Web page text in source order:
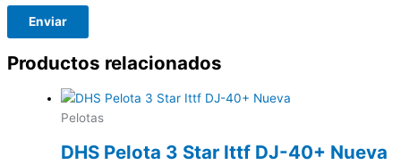
Productos relacionados
Pelotas
DHS Pelota 3 Star Ittf DJ-40+ Nueva